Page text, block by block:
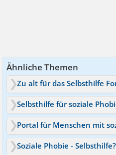
Ähnliche Themen
Zu alt für das Selbsthilfe
Portal für Menschen mit
Soziale Phobie - Selbsthilfe?